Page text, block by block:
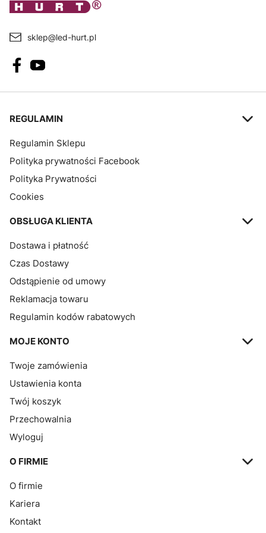
sklep@led-hurt.pl
Linki w stopce
REGULAMIN
Regulamin Sklepu
Polityka prywatności Facebook
Polityka Prywatności
Cookies
OBSŁUGA KLIENTA
Dostawa i płatność
Czas Dostawy
Odstąpienie od umowy
Reklamacja towaru
Regulamin kodów rabatowych
MOJE KONTO
Twoje zamówienia
Ustawienia konta
Twój koszyk
Przechowalnia
Wyloguj
O FIRMIE
O firmie
Kariera
Kontakt